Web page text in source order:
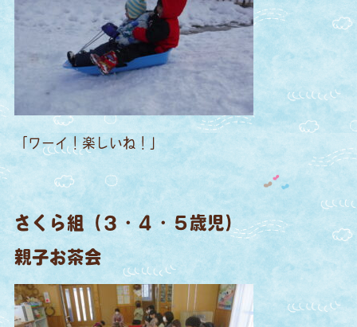
「ワーイ！楽しいね！」
さくら組（３・４・５歳児）
親子お茶会